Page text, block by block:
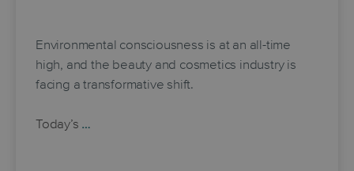
Environmental consciousness is at an all-time
high, and the beauty and cosmetics industry is
facing a transformative shift.
Today’s …